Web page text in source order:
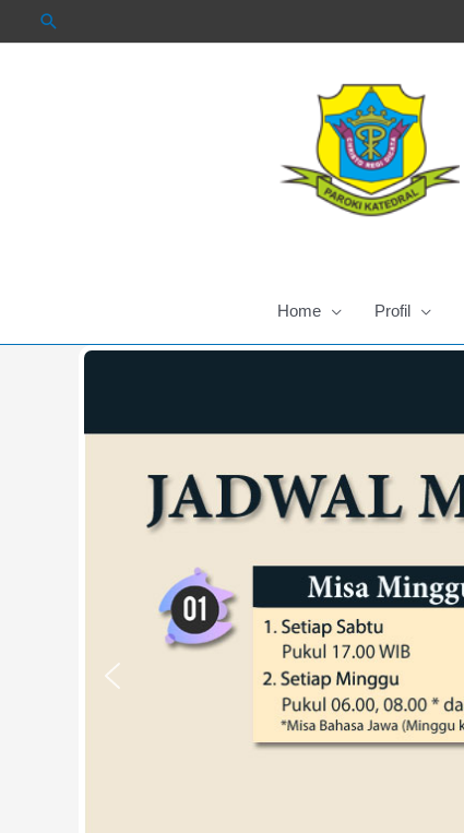
to
Home Profil